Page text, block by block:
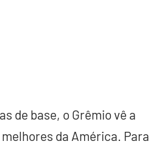
de base, o Grêmio vê a
da América. Para